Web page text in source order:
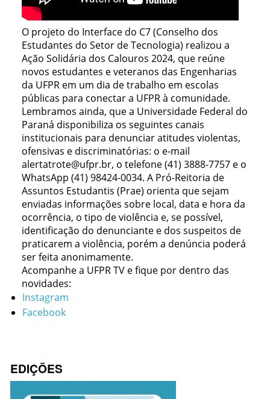
O projeto do Interface do C7 (Conselho dos
Estudantes do Setor de Tecnologia) realizou a
Ação Solidária dos Calouros 2024, que reúne
novos estudantes e veteranos das Engenharias
da UFPR em um dia de trabalho em escolas
públicas para conectar a UFPR à comunidade.
Lembramos ainda, que a Universidade Federal do
Paraná disponibiliza os seguintes canais
institucionais para denunciar atitudes violentas,
ofensivas e discriminatórias: o e-mail
alertatrote@ufpr.br, o telefone (41) 3888-7757 e o
WhatsApp (41) 98424-0034. A Pró-Reitoria de
Assuntos Estudantis (Prae) orienta que sejam
enviadas informações sobre local, data e hora da
ocorrência, o tipo de violência e, se possível,
identificação do denunciante e dos suspeitos de
praticarem a violência, porém a denúncia poderá
ser feita anonimamente.
Acompanhe a UFPR TV e fique por dentro das
novidades:
Instagram
Facebook
EDIÇÕES